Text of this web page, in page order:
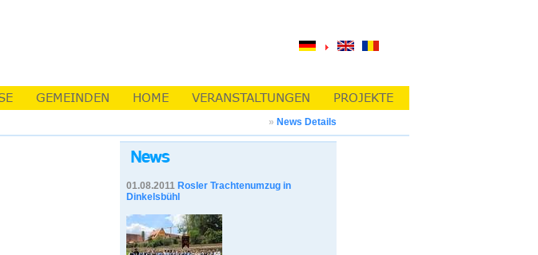
» News Details
01.08.2011 Rosler Trachtenumzug in
Dinkelsbühl